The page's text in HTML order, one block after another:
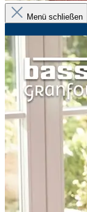
Menü schließen